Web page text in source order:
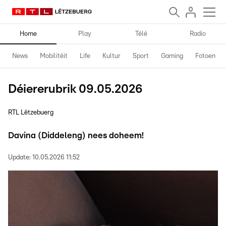
Home Play Télé Radio
News Mobilitéit Life Kultur Sport Gaming Fotoen
Déiererubrik 09.05.2026
RTL Lëtzebuerg
Davina (Diddeleng) nees doheem!
Update: 10.05.2026 11:52